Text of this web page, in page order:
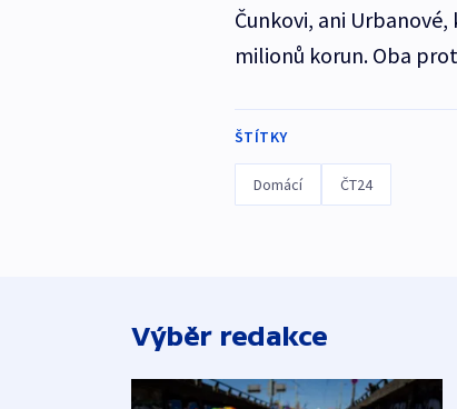
Čunkovi, ani
milionů korun. Oba
ŠTÍTKY
Domácí ČT24
Výběr redakce